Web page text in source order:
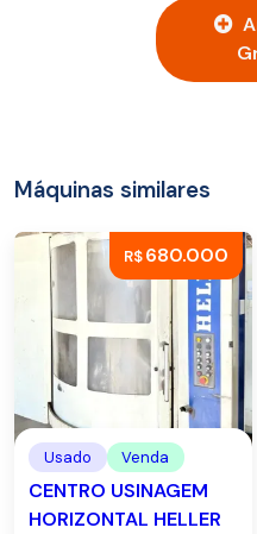
Máquinas similares
R$680.000
Usado Venda
CENTRO USINAGEM
HORIZONTAL HELLER